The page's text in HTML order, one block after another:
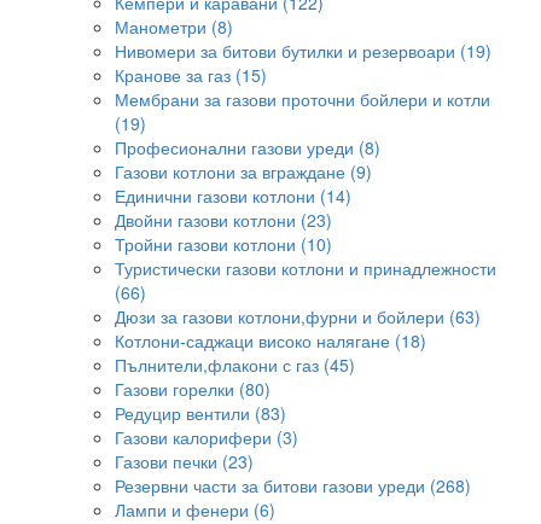
Манометри (8)
Нивомери за битови бутилки и резервоари (19)
Кранове за газ (15)
Мембрани за газови проточни бойлери и котли
(19)
Професионални газови уреди (8)
Газови котлони за вграждане (9)
Единични газови котлони (14)
Двойни газови котлони (23)
Тройни газови котлони (10)
Туристически газови котлони и принадлежности
(66)
Дюзи за газови котлони,фурни и бойлери (63)
Котлони-саджаци високо налягане (18)
Пълнители,флакони с газ (45)
Газови горелки (80)
Редуцир вентили (83)
Газови калорифери (3)
Газови печки (23)
Резервни части за битови газови уреди (268)
Лампи и фенери (6)